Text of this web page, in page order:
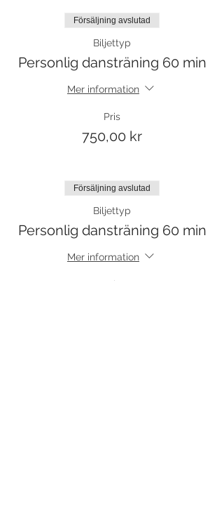
Försäljning avslutad
Biljettyp
Personlig dansträning 60 min
Mer information
Pris
750,00 kr
Försäljning avslutad
Biljettyp
Personlig dansträning 60 min
Mer information
Pris